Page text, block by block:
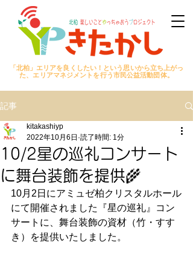
「北柏」エリアを良くしたい！という思いから立ち上がっ
た、エリアマネジメントを行う市民公益活動団体。
記事
10/2星の巡礼コンサート
に舞台装飾を提供🌾
kitakashiyp
2022年10月6日 読了時間: 1分
10月2日にアミュゼ柏クリスタルホール
にて開催されました『星の巡礼』コン
サートに、舞台装飾の資材（竹・すす
き）を提供いたしました。